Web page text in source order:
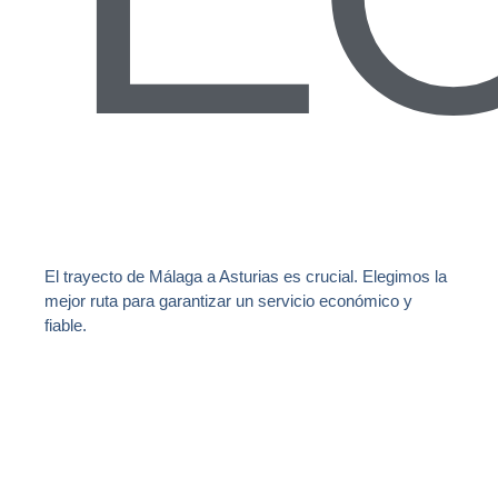
El trayecto de Málaga a Asturias es crucial. Elegimos la
mejor ruta para garantizar un servicio económico y
fiable.